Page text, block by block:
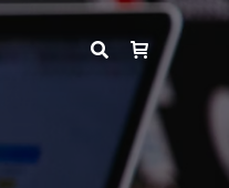
Search: